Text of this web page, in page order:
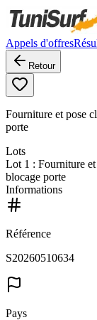
Appels d'offres
Retour
Fourniture et pose
porte
Lots
Lot 1 : Fourniture
blocage porte
Informations
Référence
S20260510634
Pays